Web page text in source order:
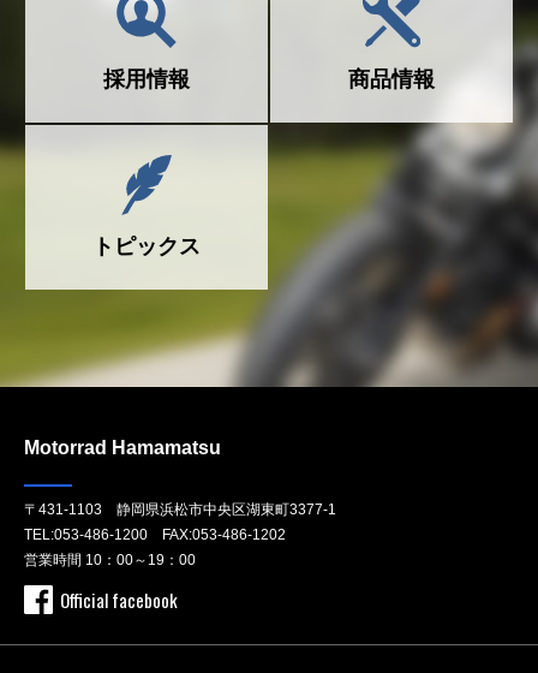
採用情報 商品情報
トピックス
Motorrad Hamamatsu
〒431-1103 静岡県浜松市中央区湖東町3377-1
TEL:053-486-1200 FAX:053-486-1202
営業時間 10：00～19：00
Official facebook